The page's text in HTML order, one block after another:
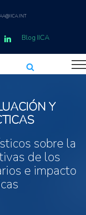
Blog IICA
Y
sobre la
de los
e impacto